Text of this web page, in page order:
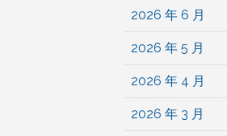
2026 年 6 月
2026 年 5 月
2026 年 4 月
2026 年 3 月